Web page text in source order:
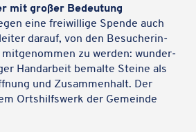
mit großer Bedeutung
eine frei­wil­lige Spende auch
darauf, von den Besu­che­rin­
zu werden: wunder­
Hand­ar­beit bemalte Steine als
und Zusam­men­halt. Der
Orts­hilfs­werk der Gemeinde